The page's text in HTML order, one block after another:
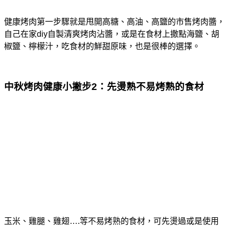
健康烤肉第一步驟就是甩開高糖、高油、高鹽的市售烤肉醬，
自己在家diy自製清爽烤肉沾醬，或是在食材上撒點海鹽、胡
椒鹽、檸檬汁，吃食材的鮮甜原味，也是很棒的選擇。
中秋烤肉健康小撇步2：先燙熟不易烤熟的食材
玉米、雞腿、雞翅….等不易烤熟的食材，可先燙過或是使用